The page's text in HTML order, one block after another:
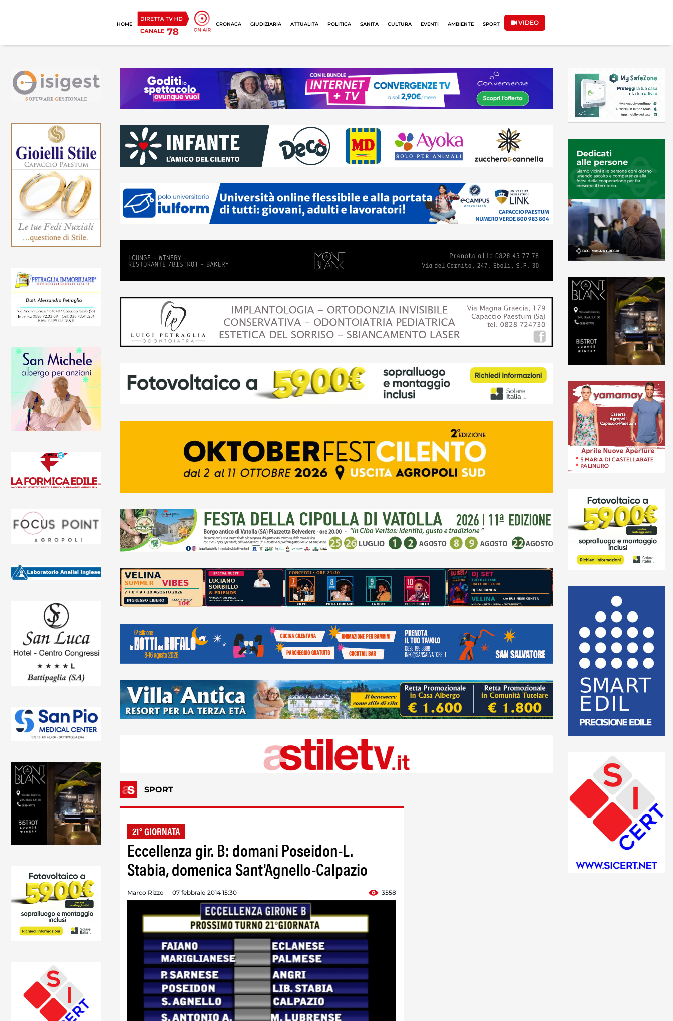
HOME CRONACA GIUDIZIARIA ATTUALITÀ POLITICA SANITÀ CULTURA EVENTI AMBIENTE SPORT VIDEO
SPORT
21° GIORNATA
Eccellenza gir. B: domani Poseidon-L.
Stabia, domenica Sant'Agnello-Calpazio
Marco Rizzo 07 febbraio 2014 15:30 3558